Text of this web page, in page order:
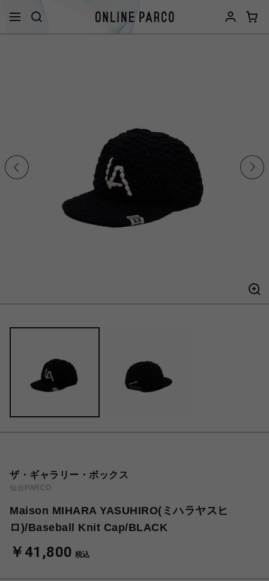
ザ・ギャラリー・ボックス
仙台PARCO
Maison MIHARA YASUHIRO(ミハラヤスヒ
ロ)/Baseball Knit Cap/BLACK
￥41,800 税込